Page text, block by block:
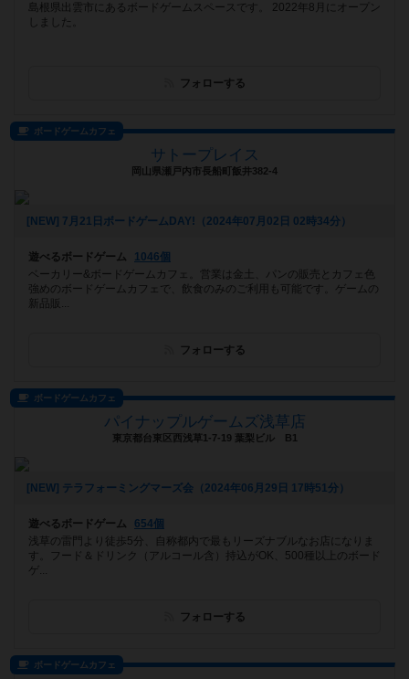
島根県出雲市にあるボードゲームスペースです。 2022年8月にオープン
しました。
フォローする
ボードゲームカフェ
サトープレイス
岡山県瀬戸内市長船町飯井382-4
[NEW] 7月21日ボードゲームDAY!（2024年07月02日 02時34分）
遊べるボードゲーム
1046個
ベーカリー&ボードゲームカフェ。営業は金土、パンの販売とカフェ色
強めのボードゲームカフェで、飲食のみのご利用も可能です。ゲームの
新品販...
フォローする
ボードゲームカフェ
パイナップルゲームズ浅草店
東京都台東区西浅草1-7-19 葉梨ビル B1
[NEW] テラフォーミングマーズ会（2024年06月29日 17時51分）
遊べるボードゲーム
654個
浅草の雷門より徒歩5分、自称都内で最もリーズナブルなお店になりま
す。フード＆ドリンク（アルコール含）持込がOK、500種以上のボード
ゲ...
フォローする
ボードゲームカフェ